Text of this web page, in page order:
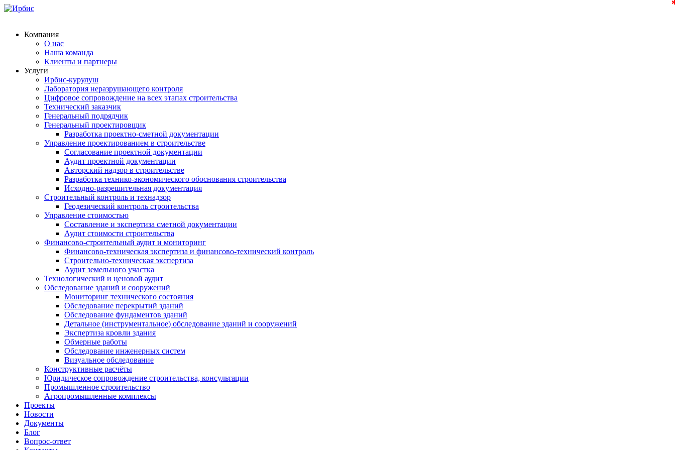
Компания
О нас
Наша команда
Клиенты и партнеры
Услуги
Ирбис-курулуш
Лаборатория неразрушающего контроля
Цифровое сопровождение на всех этапах строительства
Технический заказчик
Генеральный подрядчик
Генеральный проектировщик
Разработка проектно-сметной документации
Управление проектированием в строительстве
Согласование проектной документации
Аудит проектной документации
Авторский надзор в строительстве
Разработка технико-экономического обоснования строительства
Исходно-разрешительная документация
Строительный контроль и технадзор
Геодезический контроль строительства
Управление стоимостью
Составление и экспертиза сметной документации
Аудит стоимости строительства
Финансово-строительный аудит и мониторинг
Финансово-техническая экспертиза и финансово-технический контроль
Строительно-техническая экспертиза
Аудит земельного участка
Технологический и ценовой аудит
Обследование зданий и сооружений
Мониторинг технического состояния
Обследование перекрытий зданий
Обследование фундаментов зданий
Детальное (инструментальное) обследование зданий и сооружений
Экспертиза кровли здания
Обмерные работы
Обследование инженерных систем
Визуальное обследование
Конструктивные расчёты
Юридическое сопровождение строительства, консультации
Промышленное строительство
Агропромышленные комплексы
Проекты
Новости
Документы
Блог
Вопрос-ответ